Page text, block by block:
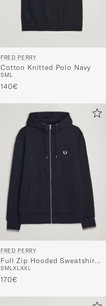
FRED PERRY
Cotton Knitted Polo Navy
SML
140€
FRED PERRY
Full Zip Hooded Sweatshirt
Navy
SMLXLXXL
170€